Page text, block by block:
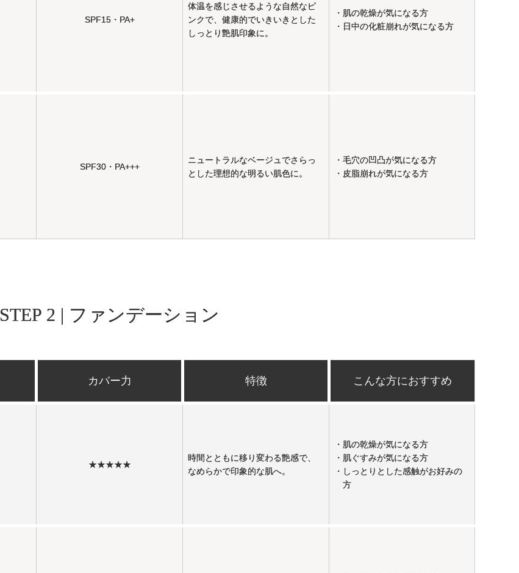
SPF15・PA+
体温を感じさせるような自然なピ
ンクで、健康的でいきいきとした
しっとり艶肌印象に。
・肌の乾燥が気になる方
・日中の化粧崩れが気になる方
SPF30・PA+++
ニュートラルなベージュでさらっ
とした理想的な明るい肌色に。
・毛穴の凹凸が気になる方
・皮脂崩れが気になる方
STEP 2 | ファンデーション
カバー力 特徴 こんな方におすすめ
★★★★★
時間とともに移り変わる艶感で、
なめらかで印象的な肌へ。
・肌の乾燥が気になる方
・肌ぐすみが気になる方
・しっとりとした感触がお好みの
方